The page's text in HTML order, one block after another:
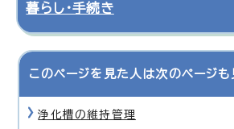
暮らし・手続き
このページを見た人は次のページも
浄化槽の維持管理